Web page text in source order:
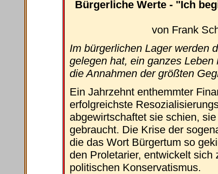
Bürgerliche Werte - "Ich
von Frank
Im bürgerlichen Lager werden
gelegen hat, ein ganzes
die Annahmen der größten
Ein Jahrzehnt enthemmter
erfolgreichste
abgewirtschaftet sie schien,
gebraucht. Die Krise der
die das Wort Bürgertum so
den Proletarier, entwickelt
politischen Konservatismus.